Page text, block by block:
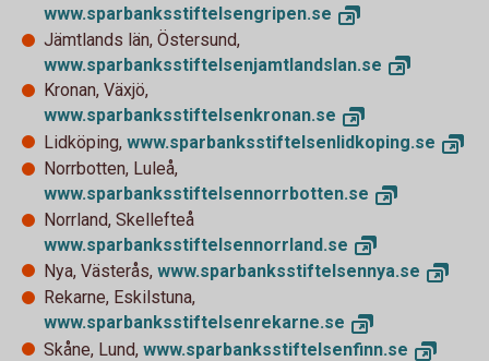
www.sparbanksstiftelsengripen.se
Jämtlands län, Östersund,
www.sparbanksstiftelsenjamtlandslan.se
Kronan, Växjö,
www.sparbanksstiftelsenkronan.se
Lidköping, www.sparbanksstiftelsenlidkoping.se
Norrbotten, Luleå,
www.sparbanksstiftelsennorrbotten.se
Norrland, Skellefteå
www.sparbanksstiftelsennorrland.se
Nya, Västerås, www.sparbanksstiftelsennya.se
Rekarne, Eskilstuna,
www.sparbanksstiftelsenrekarne.se
Skåne, Lund, www.sparbanksstiftelsenfinn.se